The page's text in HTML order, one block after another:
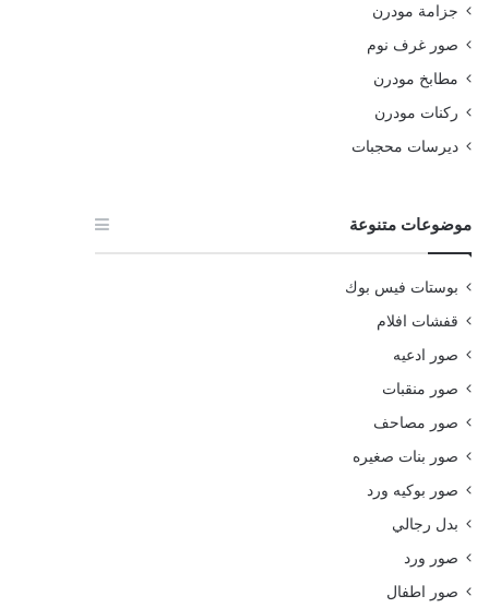
جزامة مودرن
صور غرف نوم
مطابخ مودرن
ركنات مودرن
ديرسات محجبات
موضوعات متنوعة
بوستات فيس بوك
قفشات افلام
صور ادعيه
صور منقبات
صور مصاحف
صور بنات صغيره
صور بوكيه ورد
بدل رجالي
صور ورد
صور اطفال